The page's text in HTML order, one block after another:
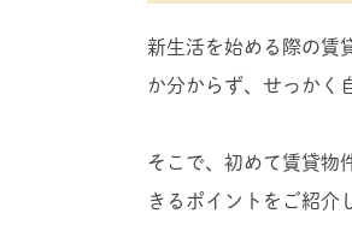
新生活を始める際の賃
か分からず、せっかく
そこで、初めて賃貸物
きるポイントをご紹介